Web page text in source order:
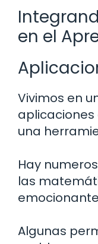
en el
Vivimos en
una
Hay
las
Algunas